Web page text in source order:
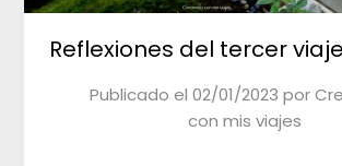
Reflexiones del tercer
Publicado el 02/01/2023 por
con mis viajes